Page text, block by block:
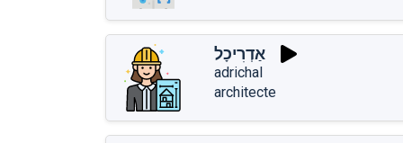
אַדְרִיכָל
adrichal
architecte